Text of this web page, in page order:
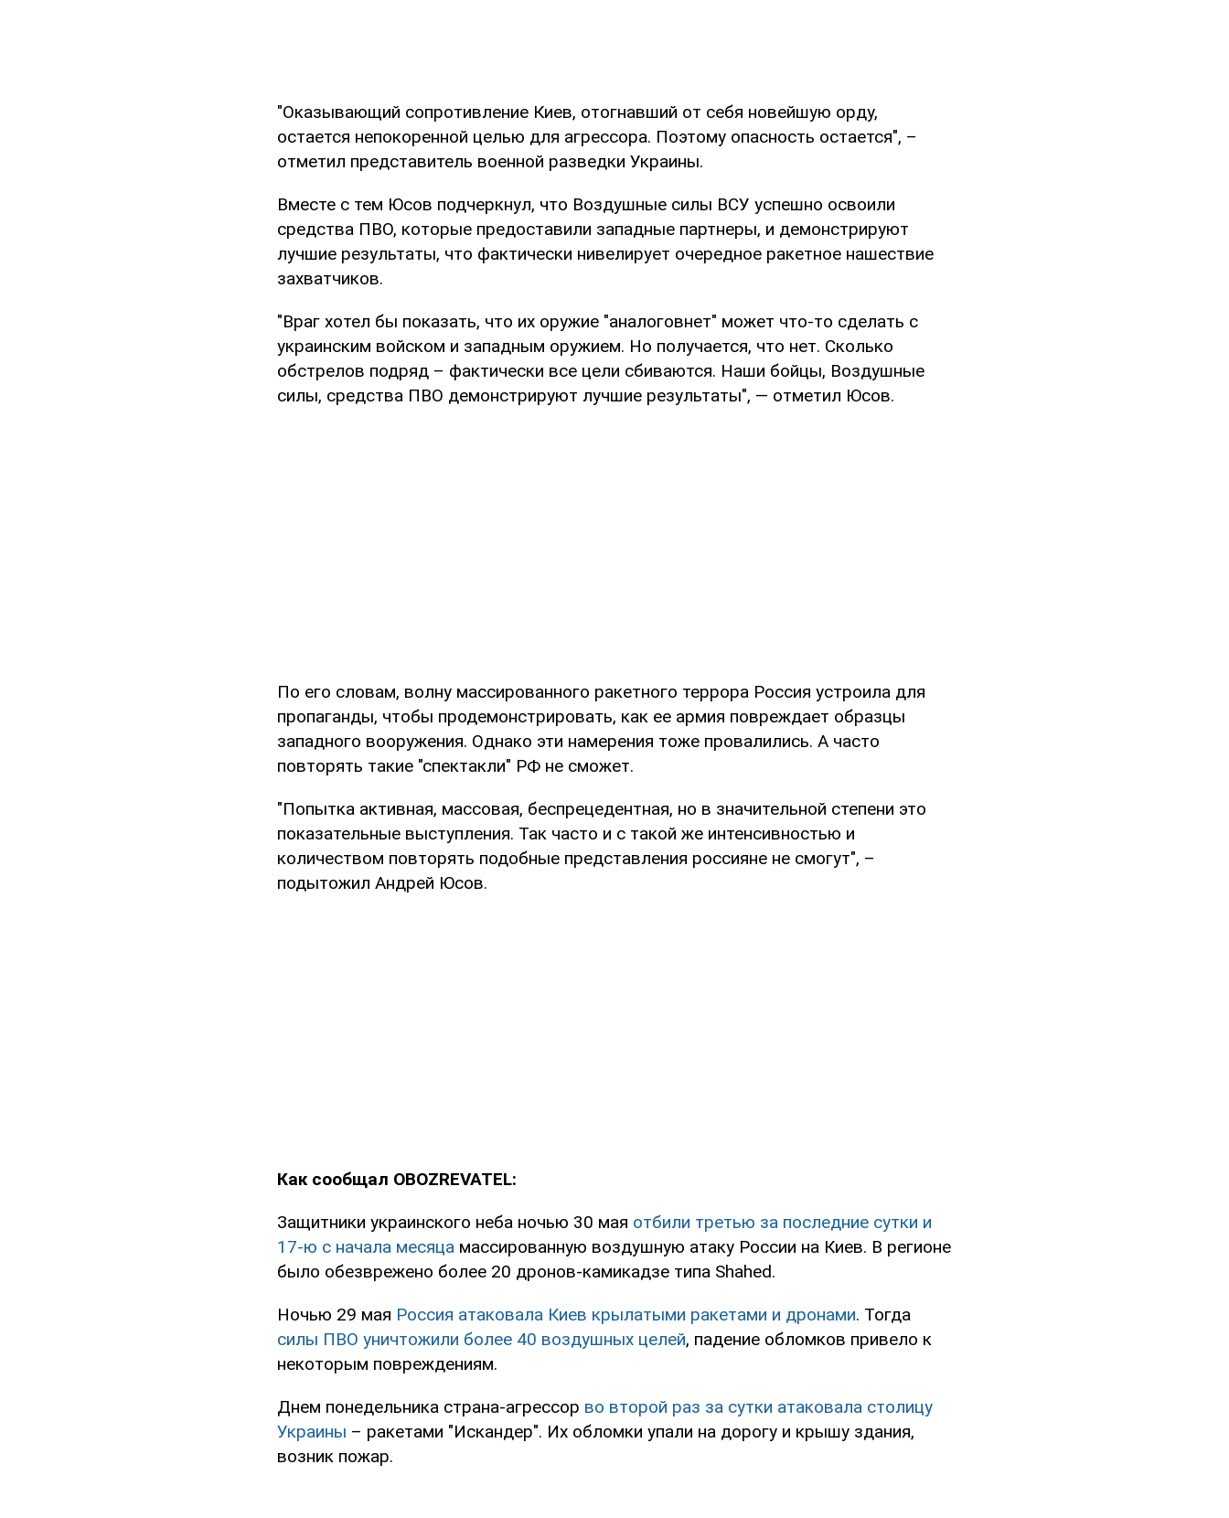
"Оказывающий сопротивление Киев, отогнавший от себя новейшую орду,
остается непокоренной целью для агрессора. Поэтому опасность остается", –
отметил представитель военной разведки Украины.
Вместе с тем Юсов подчеркнул, что Воздушные силы ВСУ успешно освоили
средства ПВО, которые предоставили западные партнеры, и демонстрируют
лучшие результаты, что фактически нивелирует очередное ракетное нашествие
захватчиков.
"Враг хотел бы показать, что их оружие "аналоговнет" может что-то сделать с
украинским войском и западным оружием. Но получается, что нет. Сколько
обстрелов подряд – фактически все цели сбиваются. Наши бойцы, Воздушные
силы, средства ПВО демонстрируют лучшие результаты", ― отметил Юсов.
По его словам, волну массированного ракетного террора Россия устроила для
пропаганды, чтобы продемонстрировать, как ее армия повреждает образцы
западного вооружения. Однако эти намерения тоже провалились. А часто
повторять такие "спектакли" РФ не сможет.
"Попытка активная, массовая, беспрецедентная, но в значительной степени это
показательные выступления. Так часто и с такой же интенсивностью и
количеством повторять подобные представления россияне не смогут", –
подытожил Андрей Юсов.
Как сообщал OBOZREVATEL:
Защитники украинского неба ночью 30 мая отбили третью за последние сутки и
17-ю с начала месяца массированную воздушную атаку России на Киев. В регионе
было обезврежено более 20 дронов-камикадзе типа Shahed.
Ночью 29 мая Россия атаковала Киев крылатыми ракетами и дронами. Тогда
силы ПВО уничтожили более 40 воздушных целей, падение обломков привело к
некоторым повреждениям.
Днем понедельника страна-агрессор во второй раз за сутки атаковала столицу
Украины – ракетами "Искандер". Их обломки упали на дорогу и крышу здания,
возник пожар.